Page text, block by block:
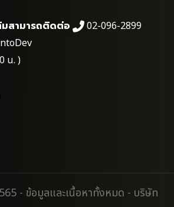
มสามารถติดต่อ
02-096-2899
น. )
- ข้อมูลและเนื้อหาทั้งหมด - บริษัท